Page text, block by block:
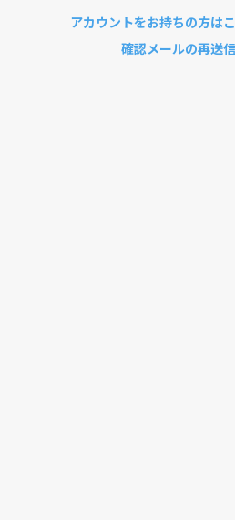
アカウントをお持ちの方は
確認メールの再送